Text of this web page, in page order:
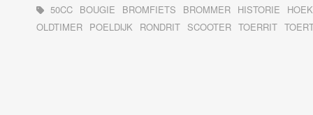
50CC BOUGIE BROMFIETS BROMMER HISTORIE
OLDTIMER POELDIJK RONDRIT SCOOTER TOERRIT